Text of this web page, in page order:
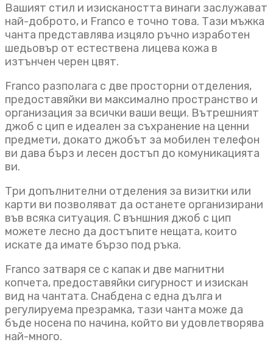
Вашият стил и изискаността винаги заслужават
най-доброто, и Franco е точно това. Тази мъжка
чанта представлява изцяло ръчно изработен
шедьовър от естествена лицева кожа в
изтънчен черен цвят.
Franco разполага с две просторни отделения,
предоставяйки ви максимално пространство и
организация за всички ваши вещи. Вътрешният
джоб с цип е идеален за съхранение на ценни
предмети, докато джобът за мобилен телефон
ви дава бърз и лесен достъп до комуникацията
ви.
Три допълнителни отделения за визитки или
карти ви позволяват да останете организирани
във всяка ситуация. С външния джоб с цип
можете лесно да достъпите нещата, които
искате да имате бързо под ръка.
Franco затваря се с капак и две магнитни
копчета, предоставяйки сигурност и изискан
вид на чантата. Снабдена с една дълга и
регулируема презрамка, тази чанта може да
бъде носена по начина, който ви удовлетворява
най-много.